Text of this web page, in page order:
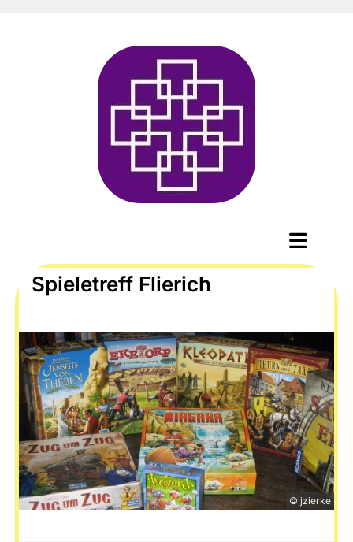
Spieletreff Flierich
© jzierke